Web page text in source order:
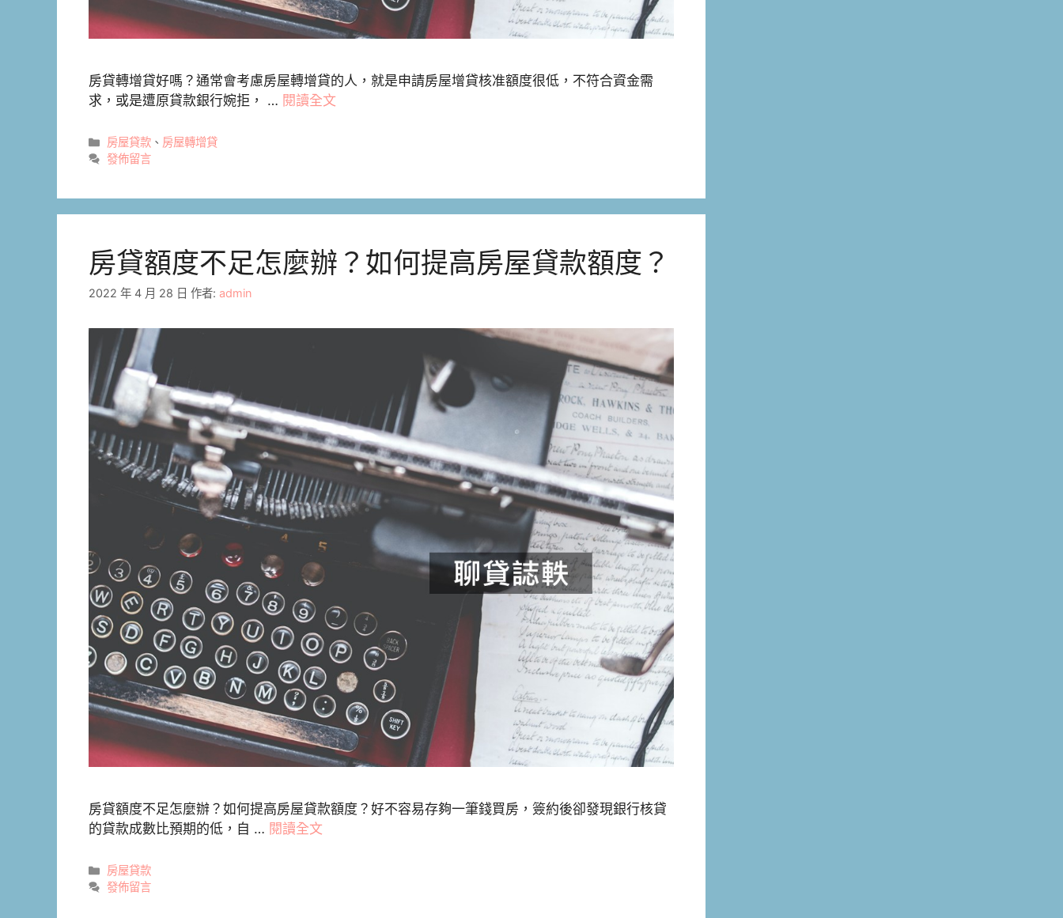
房貸轉增貸好嗎？通常會考慮房屋轉增貸的人，就是申請房屋增貸核准額度很低，不符合資金需
求，或是遭原貸款銀行婉拒， … 閱讀全文
分
類
房屋貸款 、 房屋轉增貸
發佈留言
房貸額度不足怎麼辦？如何提高房屋貸款額度？
2022 年 4 月 28 日 作者: admin
房貸額度不足怎麼辦？如何提高房屋貸款額度？好不容易存夠一筆錢買房，簽約後卻發現銀行核貸
的貸款成數比預期的低，自 … 閱讀全文
分
類
房屋貸款
發佈留言